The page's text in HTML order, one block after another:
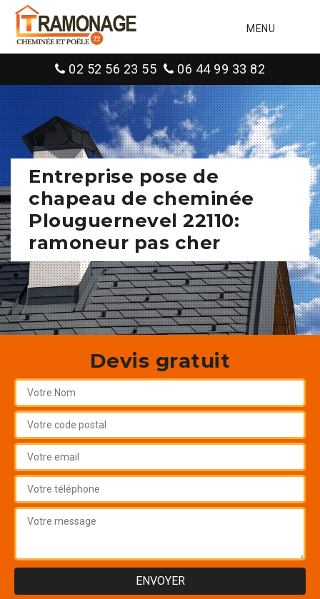
MENU
02 52 56 23 55 06 44 99 33 82
Entreprise pose de
chapeau de cheminée
Plouguernevel 22110:
ramoneur pas cher
Devis gratuit